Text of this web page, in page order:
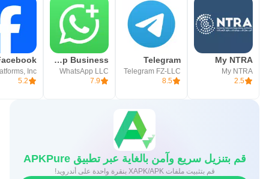
My NTRA
My NTRA
2.5
Telegram
Telegram FZ-LLC
8.5
WhatsApp Business
WhatsApp LLC
7.9
5.2
قم بتنزيل سريع وآمن بالغاية عبر تطبيق APKPure
قم بتثبيت ملفات XAPK/APK بنقرة واحدة على أندرويد!